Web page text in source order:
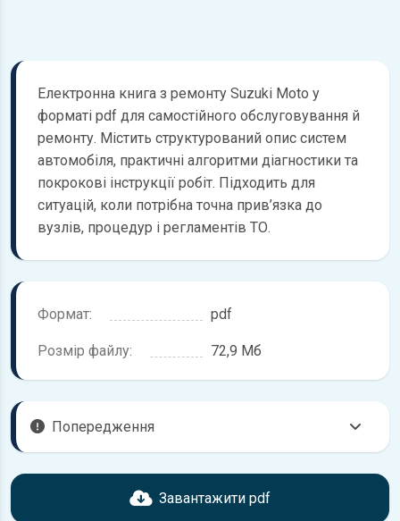
Електронна книга з ремонту Suzuki Moto у
форматі pdf для самостійного обслуговування й
ремонту. Містить структурований опис систем
автомобіля, практичні алгоритми діагностики та
покрокові інструкції робіт. Підходить для
ситуацій, коли потрібна точна прив’язка до
вузлів, процедур і регламентів ТО.
Формат: pdf
Розмір файлу: 72,9 Мб
Попередження
Перед завантаженням ознайомтесь з характеристиками
Suzuki Moto, що надані в книзі. Можливі розбіжності, якщо
Завантажити pdf